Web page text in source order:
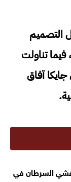
التصميم
فيما تناولت
جايكا آفاق
السرطان في